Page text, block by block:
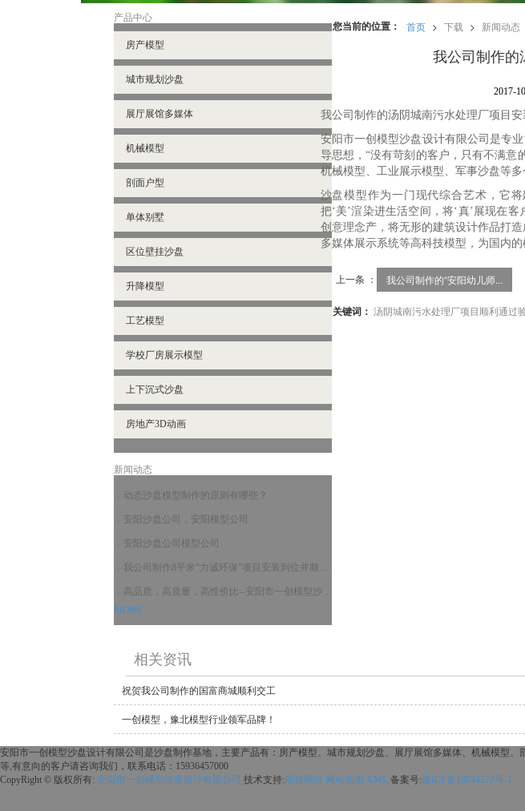
您当前的位置： 首页 > 下载 > 新闻动态
我公司制作的
2017-
我公司制作的汤阴城南污水处理厂项目安
安阳市一创模型沙盘设计有限公司是专
导思想，“没有苛刻的客户，只有不满意
机械模型、工业展示模型、军事沙盘等
沙盘模型作为一门现代综合艺术，它
把‘美’渲染进生活空间，将‘真’展现在
创意理念产，将无形的建筑设计作品打
多媒体展示系统等高科技模型，为国内
上一条 ： 我公司制作的“安阳幼儿师...
关键词： 汤阴城南污水处理厂项目顺利通过
产品中心
房产模型
城市规划沙盘
展厅展馆多媒体
机械模型
剖面户型
单体别墅
区位壁挂沙盘
升降模型
工艺模型
学校厂房展示模型
上下沉式沙盘
房地产3D动画
新闻动态
动态沙盘模型制作的原则有哪些？
安阳沙盘公司，安阳模型公司
安阳沙盘公司模型公司
我公司制作8平米“力诚环保”项目安装到位并顺利通过验收！
高品质，高质量，高性价比--安阳市一创模型沙盘设计有限公司
MORE
相关资讯
祝贺我公司制作的国富商城顺利交工
一创模型，豫北模型行业领军品牌！
安阳市一创模型沙盘设计有限公司是沙盘制作基地，主要产品有：房产模型、城市规划沙盘、展厅展馆多媒体、机械模型
等,有意向的客户请咨询我们，联系电话：15936457000
CopyRight © 版权所有: 安阳市一创模型沙盘设计有限公司 技术支持:商祺网络 网站地图 XML 备案号:豫ICP备18034272号-1